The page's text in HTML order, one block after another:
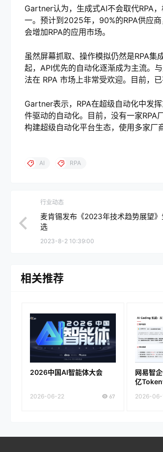
Gartner认为，生成式AI不会取代RPA
一。预计到2025年，90%的RPA供应
会增加RPA的应用市场。
虽然屏幕抓取、操作模拟仍然是RPA
起，API优先的自动化逐渐成为主流。
法在 RPA 市场上非常受欢迎。目前，
Gartner表示，RPA在超级自动化中发
件驱动的自动化。目前，没有一家RPA
构建超级自动化平台生态，使用多家厂
AI RPA
行业动态
麦肯锡发布《2023年技术趋势展望
选
2023-8-2 10:39:00
相关推荐
2026中国AI智能体大会
2026-06-22 67
网易智
亿
2026-06-